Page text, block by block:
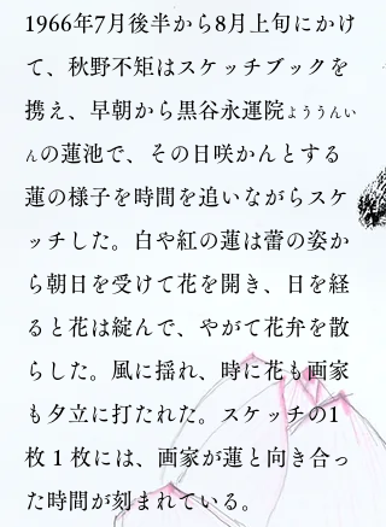
1966年7月後半から8月上旬にかけ
て、秋野不矩はスケッチブックを
携え、早朝から 黒谷永運院 よううんい
ん の蓮池で、その日咲かんとする
蓮の様子を時間を追いながらスケ
ッチした。白や紅の蓮は蕾の姿か
ら朝日を受けて花を開き、日を経
ると花は綻んで、やがて花弁を散
らした。風に揺れ、時に花も画家
も夕立に打たれた。スケッチの1
枚 1 枚には、画家が蓮と向き合っ
た時間が刻まれている。